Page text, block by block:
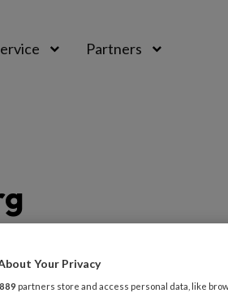
Partners
Your Privacy
889 partners store and access personal data, like